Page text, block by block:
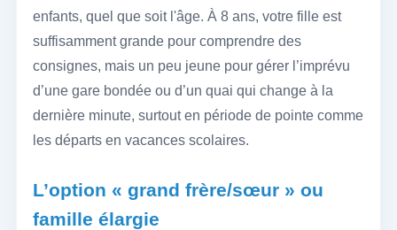
enfants, quel que soit l'âge. À 8 ans, votre fille est
suffisamment grande pour comprendre des
consignes, mais un peu jeune pour gérer l’imprévu
d’une gare bondée ou d’un quai qui change à la
dernière minute, surtout en période de pointe comme
les départs en vacances scolaires.
L’option « grand frère/sœur » ou
famille élargie